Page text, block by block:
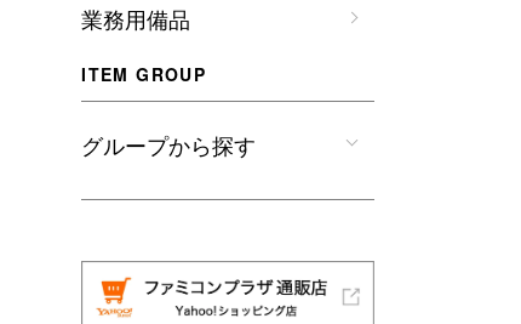
業務用備品
ITEM GROUP
グループから探す